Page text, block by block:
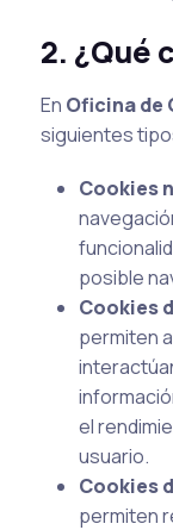
2. ¿Qué
En Oficina de
siguientes
Cookies
posible
Cookies
permiten
el
usuario.
Cookies
permiten